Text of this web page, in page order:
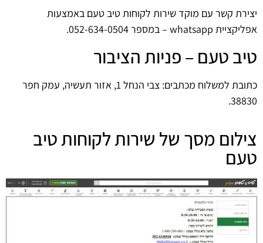
יצירת קשר עם מוקד שירות לקוחות טיב טעם באמצעות
אפליקציית whatsapp – במספר 052-634-0504.
טיב טעם – פניות הציבור
כתובת למשלוח מכתבים: צבי הנחל 1, אזור תעשיה, עמק חפר
38830.
צילום מסך של שירות לקוחות טיב
טעם